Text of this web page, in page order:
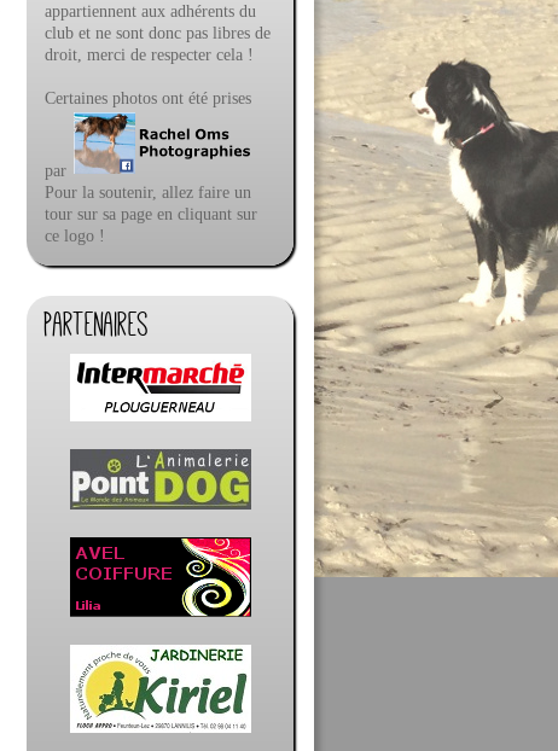
appartiennent aux adhérents du
club et ne sont donc pas libres de
droit, merci de respecter cela !
Certaines photos ont été prises
par
Pour la soutenir, allez faire un
tour sur sa page en cliquant sur
ce logo !
Partenaires